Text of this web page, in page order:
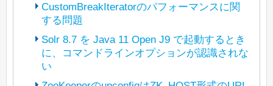
CustomBreakIteratorのパフォーマンスに関
する問題
(The bot translated the original post
dl3dbyb77vnmlfdlcg0dcd
Solr 8.7 を Java 11 Open J9 で起動するとき
に、コマンドラインオプションが認識されな
い